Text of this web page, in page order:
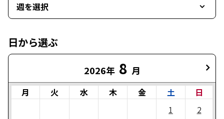
週を選択
日から選ぶ
2026年 8 月
月 火 水 木 金 土
日
1
2